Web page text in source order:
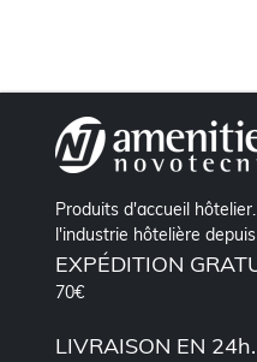
Produits d'accueil
l'industrie hôtelière
EXPÉDITION
70€
LIVRAISON EN 24h.